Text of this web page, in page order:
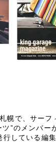
幌で、サーフ
ツ”のメンバ
している編